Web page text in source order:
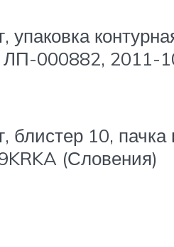
упаковка
000882, 2011-
блистер 10,
(Словения)